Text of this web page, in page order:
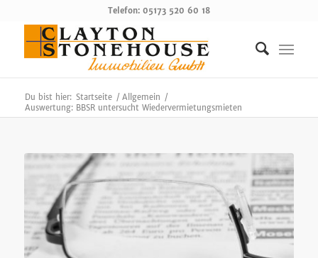
Telefon: 05173 520 60 18
Du bist hier: Startseite / Allgemein /
Auswertung: BBSR untersucht Wiedervermietungsmieten